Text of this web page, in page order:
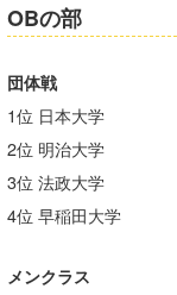
OBの部
団体戦
1位 日本大学
2位 明治大学
3位 法政大学
4位 早稲田大学
メンクラス
上條将美
SancheZ
ゴン
米山予報士
wanda